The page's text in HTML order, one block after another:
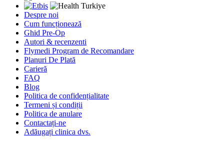
Despre noi
Cum funcționează
Ghid Pre-Op
Autori & recenzenti
Flymedi Program de Recomandare
Planuri De Plată
Carieră
FAQ
Blog
Politica de confidențialitate
Termeni și condiții
Politica de anulare
Contactați-ne
Adăugați clinica dvs.